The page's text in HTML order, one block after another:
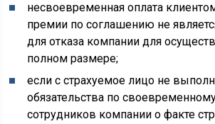
несвоевременная оплата
премии по соглашению не
для отказа компании для
полном размере;
если с страхуемое лицо не
обязательства по
сотрудников компании о факте